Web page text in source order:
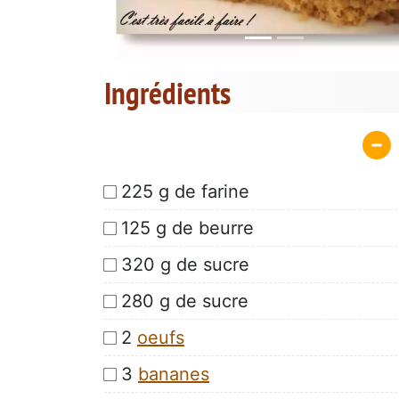
Ingrédients
225 g de farine
125 g de beurre
320 g de sucre
280 g de sucre
2 oeufs
3 bananes